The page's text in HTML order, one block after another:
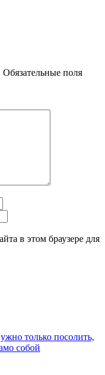
Обязательные поля
в этом браузере для
только посолить,
собой